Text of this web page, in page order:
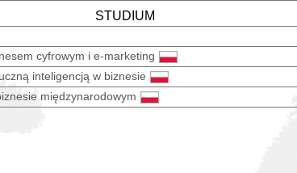
STUDIUM
cyfrowym i e-marketing
inteligencją w biznesie
międzynarodowym